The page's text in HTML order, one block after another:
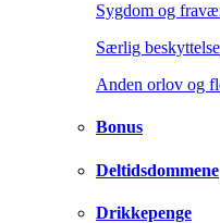
Sygdom og
Særlig beskyttelse
Anden orlov og
Bonus
Deltidsdommene
Drikkepenge